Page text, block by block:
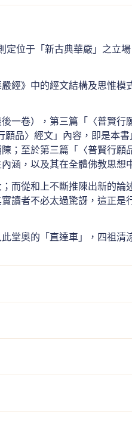
位于「新古典華嚴」之立
經》中的經文結構及思惟模
一卷），第三篇「〈普賢行
品〉經文」內容，即是本
；至於第三篇「〈普賢行願
涵，以及其在全體佛教思想
而從和上不斷推陳出新的論
讀者不必太過驚訝，這正是
堂奧的「直達車」，四祖清